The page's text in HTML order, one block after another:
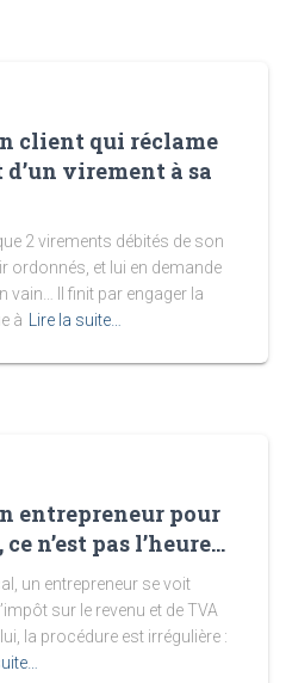
client qui réclame
virement à sa
2 virements débités de son
ordonnés, et lui en demande
vain… Il finit par engager la
à
Lire la suite…
entrepreneur pour
n’est pas l’heure…
un entrepreneur se voit
sur le revenu et de TVA
la procédure est irrégulière :